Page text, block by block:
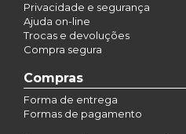
Privacidade e segurança
Ajuda on-line
Trocas e devoluções
Compra segura
Compras
Forma de entrega
Formas de pagamento